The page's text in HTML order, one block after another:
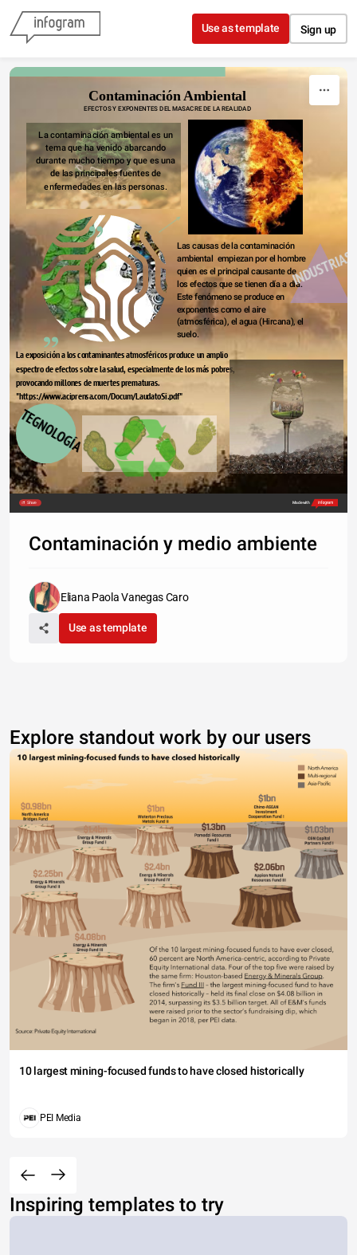
Skip to content
Use as template Sign up
Contaminación Ambiental
EFECTOS Y EXPONENTES DEL MASACRE DE LA REALIDAD
La contaminación ambiental es un
tema que ha venido abarcando
durante mucho tiempo y que es una
de las principales fuentes de
enfermedades en las personas.
Las causas de la contaminación
ambiental  empiezan por el hombre
quien es el principal causante de
los efectos que se tienen día a día.
Este fenómeno se produce en
exponentes como el aire
(atmosférica), el agua (Hircana), el
suelo.
INDUSTRIAS
La exposición a los contaminantes atmosféricos produce un amplio
espectro de efectos sobre la salud, especialmente de los más pobres,
provocando millones de muertes prematuras.
"https://www.aciprensa.com/Docum/LaudatoSi.pdf"
TEGNOLOGÍA
Share Made with
Contaminación y medio ambiente
Eliana Paola Vanegas Caro
Use as template
Explore standout work by our users
10 largest mining-focused funds to have closed historically
PEI Media
Inspiring templates to try